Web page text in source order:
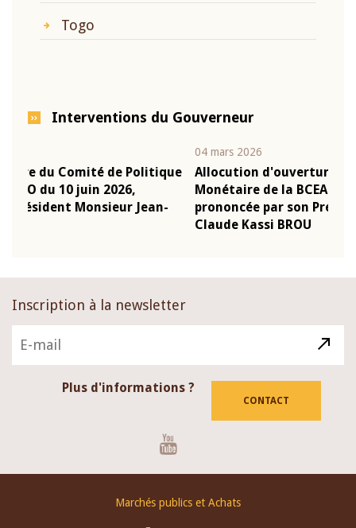
Togo
Interventions du Gouverneur
Allocution d'ouverture du Comité de Politique
Monétaire de la BCEAO du 4 mars 2026,
prononcée par son Président Monsieur Jean-
Inscription à la newsletter
Plus d'informations ?
CONTACT
Marchés publics et Achats